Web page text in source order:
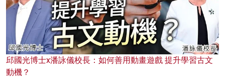
邱國光博士x潘詠儀校長：如何善用動畫遊戲 提升學習古文
動機？